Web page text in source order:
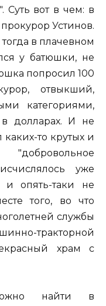
Суть вот в чем: в
Устинов.
в плачевном
у батюшки, не
попросил 100
отвыкший,
категориями,
долларах. И не
то крутых и
уже
и опять-таки не
того, во что
службы
тракторной
храм с
найти в